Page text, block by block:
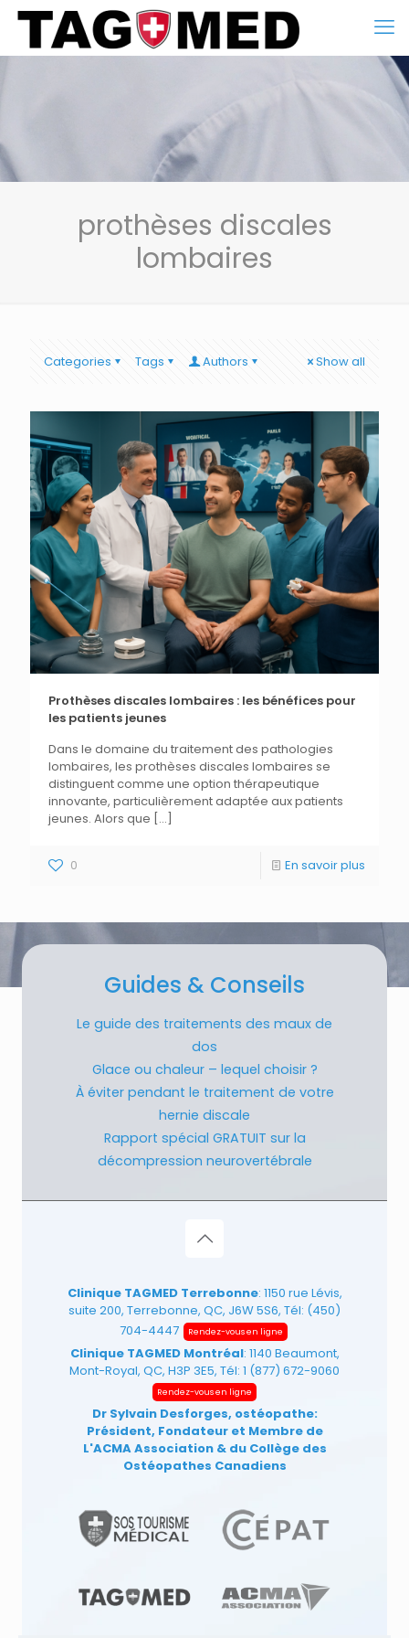
prothèses discales
lombaires
Categories Tags Authors Show all
Prothèses discales lombaires : les bénéfices pour
les patients jeunes
Dans le domaine du traitement des pathologies
lombaires, les prothèses discales lombaires se
distinguent comme une option thérapeutique
innovante, particulièrement adaptée aux patients
jeunes. Alors que […]
0 En savoir plus
Guides & Conseils
Le guide des traitements des maux de
dos
Glace ou chaleur – lequel choisir ?
À éviter pendant le traitement de votre
hernie discale
Rapport spécial GRATUIT sur la
décompression neurovertébrale
Clinique TAGMED Terrebonne: 1150 rue Lévis,
suite 200, Terrebonne, QC, J6W 5S6, Tél: (450)
704-4447
Rendez-vous en ligne
Clinique TAGMED Montréal: 1140 Beaumont,
Mont-Royal, QC, H3P 3E5, Tél: 1 (877) 672-9060
Rendez-vous en ligne
Dr Sylvain Desforges, ostéopathe:
Président, Fondateur et Membre de
L'ACMA Association & du Collège des
Ostéopathes Canadiens